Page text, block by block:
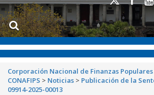
Corporación Nacional de Finanzas
CONAFIPS > Noticias > Publicación de la
09914-2025-00013